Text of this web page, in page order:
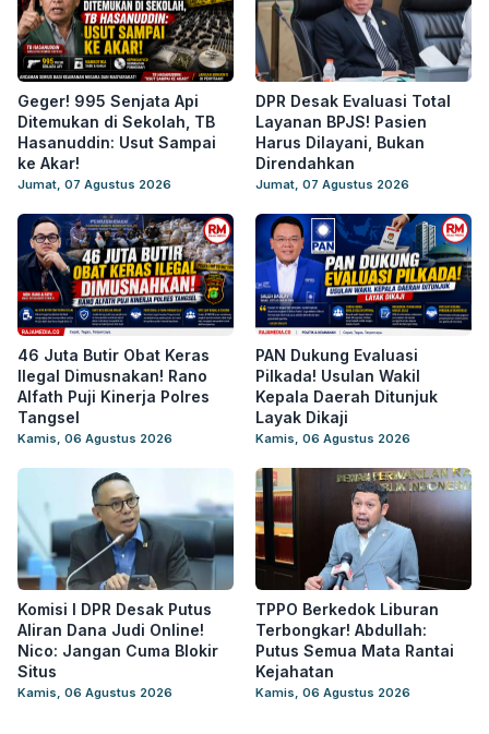
Geger! 995 Senjata Api
Ditemukan di Sekolah, TB
Hasanuddin: Usut Sampai
ke Akar!
Jumat, 07 Agustus 2026
DPR Desak Evaluasi Total
Layanan BPJS! Pasien
Harus Dilayani, Bukan
Direndahkan
Jumat, 07 Agustus 2026
46 Juta Butir Obat Keras
Ilegal Dimusnakan! Rano
Alfath Puji Kinerja Polres
Tangsel
Kamis, 06 Agustus 2026
PAN Dukung Evaluasi
Pilkada! Usulan Wakil
Kepala Daerah Ditunjuk
Layak Dikaji
Kamis, 06 Agustus 2026
Komisi I DPR Desak Putus
Aliran Dana Judi Online!
Nico: Jangan Cuma Blokir
Situs
Kamis, 06 Agustus 2026
TPPO Berkedok Liburan
Terbongkar! Abdullah:
Putus Semua Mata Rantai
Kejahatan
Kamis, 06 Agustus 2026